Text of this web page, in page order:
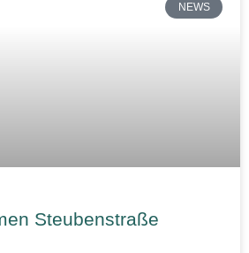
NEWS
Steubenstraße